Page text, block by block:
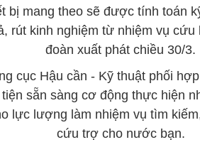
bị mang theo sẽ được tính toán
rút kinh nghiệm từ nhiệm vụ
đoàn xuất phát chiều 30/3.
cục Hậu cần - Kỹ thuật phối
sẵn sàng cơ động thực hiện
lực lượng làm nhiệm vụ tìm
cứu trợ cho nước bạn.